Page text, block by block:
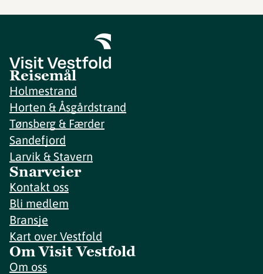
Reisemål
Holmestrand
Horten & Åsgårdstrand
Tønsberg & Færder
Sandefjord
Larvik & Stavern
Snarveier
Kontakt oss
Bli medlem
Bransje
Kart over Vestfold
Om Visit Vestfold
Om oss